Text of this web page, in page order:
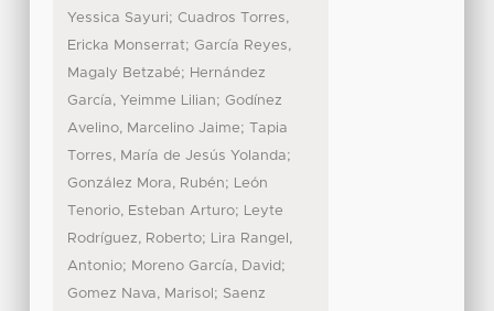
Yessica Sayuri; Cuadros Torres,
Ericka Monserrat; García Reyes,
Magaly Betzabé; Hernández
García, Yeimme Lilian; Godínez
Avelino, Marcelino Jaime;
Tapia
Torres, María de Jesús Yolanda;
González Mora, Rubén; León
Tenorio, Esteban Arturo; Leyte
Rodríguez, Roberto; Lira Rangel,
Antonio; Moreno García, David;
Gomez Nava, Marisol ; Saenz